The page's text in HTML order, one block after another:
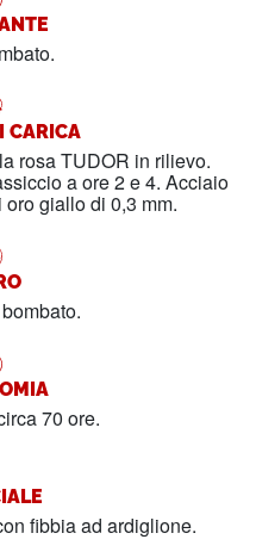
CARICA
rosa TUDOR in rilievo.
a ore 2 e 4. Acciaio
giallo di 0,3 mm.
70 ore.
fibbia ad ardiglione.